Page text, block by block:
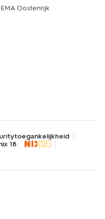
Oostenrijk
toegankelijkheid
18